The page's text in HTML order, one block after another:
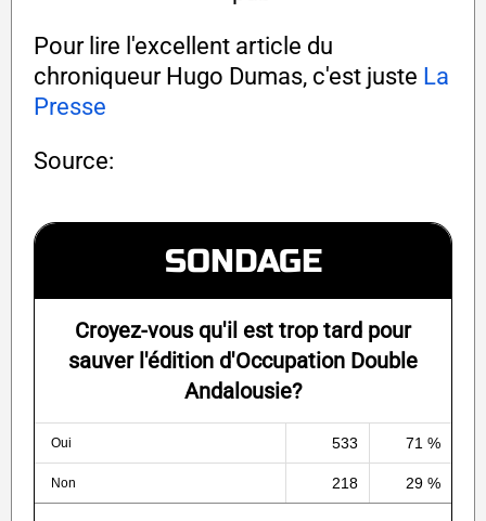
Pour lire l'excellent article du
chroniqueur Hugo Dumas, c'est juste La
Presse
Source:
SONDAGE
Croyez-vous qu'il est trop tard pour
sauver l'édition d'Occupation Double
Andalousie?
Oui 533 71 %
Non 218 29 %